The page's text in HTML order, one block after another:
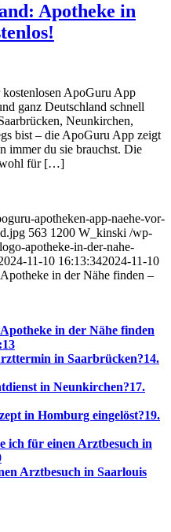
Apotheke in
ApoGuru App
ganz Deutschland schnell
Neunkirchen,
bist – die ApoGuru App zeigt
immer du sie brauchst. Die
für […]
apotheken-app-naehe-vor-
563 1200 W_kinski /wp-
apotheke-in-der-nahe-
11-10 16:13:342024-11-10
in der Nähe finden –
in der Nähe finden
in Saarbrücken?14.
in Neunkirchen?17.
in Homburg eingelöst?19.
ich für einen Arztbesuch in
Arztbesuch in Saarlouis